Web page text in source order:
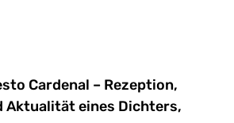
Cardenal – Rezeption,
Aktualität eines Dichters,